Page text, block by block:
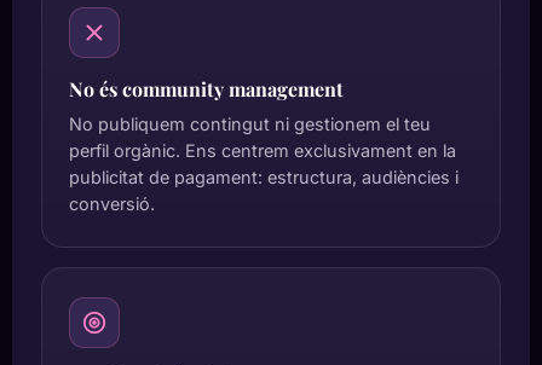
No és community management
No publiquem contingut ni gestionem el teu
perfil orgànic. Ens centrem exclusivament en la
publicitat de pagament: estructura, audiències i
conversió.